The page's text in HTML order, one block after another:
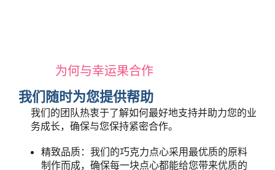
为何与幸运果合作
我们随时为您提供帮助
我们的团队热衷于了解如何最好地支持并助力您的业
务成长，确保与您保持紧密合作。
精致品质：我们的巧克力点心采用最优质的原料
制作而成，确保每一块点心都能给您带来优质的